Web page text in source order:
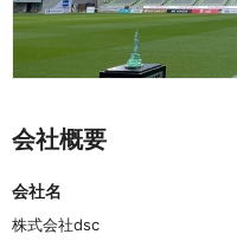
e
m
o
f
2
会社概要
会社名
株式会社dsc